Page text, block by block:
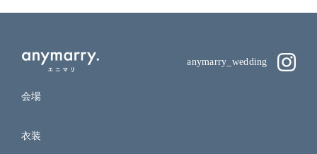
anymarry_wedding
会場
衣装